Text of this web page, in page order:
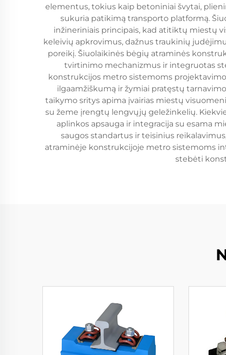
elementus, tokius kaip betoniniai švytai,
sukuria patikimą transporto platformą.
inžineriniais principais, kad atitiktų miestų
keleivių apkrovimus, dažnus traukinių
poreikį. Šiuolaikinės bėgių atraminės
tvirtinimo mechanizmus ir integruotas
konstrukcijos metro sistemoms
ilgaamžiškumą ir žymiai pratęstų
taikymo sritys apima įvairias miestų
su žeme įrengtų lengvųjų geležinkelių.
aplinkos apsauga ir integracija su esama
saugos standartus ir teisinius
atraminėje konstrukcijoje metro sistemoms
stebėti